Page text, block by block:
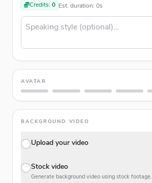
Credits: 0 Est. duration: 0s
AVATAR
BACKGROUND VIDEO
Upload your video
Stock video
Generate background video using stock footage.